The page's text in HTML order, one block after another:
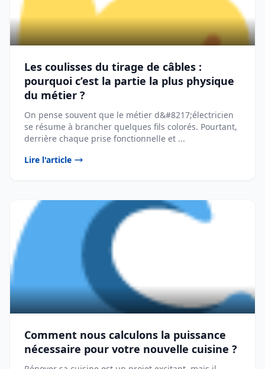
Les coulisses du tirage de câbles :
pourquoi c’est la partie la plus physique
du métier ?
On pense souvent que le métier d&#8217;électricien
se résume à brancher quelques fils colorés. Pourtant,
derrière chaque prise fonctionnelle et ...
Lire l'article
Comment nous calculons la puissance
nécessaire pour votre nouvelle cuisine ?